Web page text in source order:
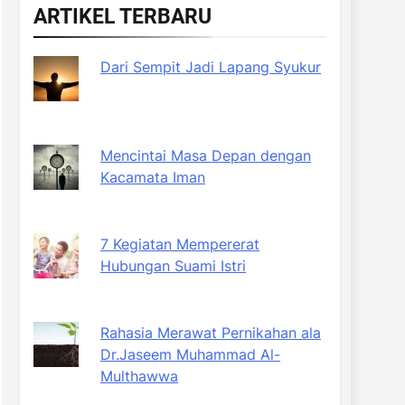
ARTIKEL TERBARU
Dari Sempit Jadi Lapang Syukur
Mencintai Masa Depan dengan
Kacamata Iman
7 Kegiatan Mempererat
Hubungan Suami Istri
Rahasia Merawat Pernikahan ala
Dr.Jaseem Muhammad Al-
Multhawwa